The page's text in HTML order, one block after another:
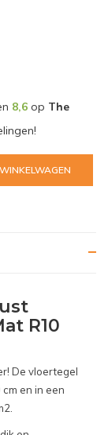
8,6op The
R10
De vloertegel
en in een